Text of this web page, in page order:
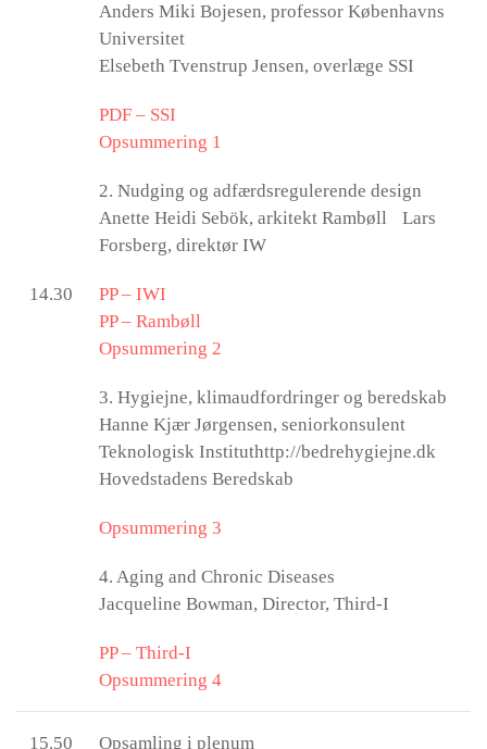
14.30
Anders Miki Bojesen, professor Københavns
Universitet
Elsebeth Tvenstrup Jensen, overlæge SSI
PDF – SSI
Opsummering 1
2. Nudging og adfærdsregulerende design
Anette Heidi Sebök, arkitekt Rambøll Lars
Forsberg, direktør IW
PP – IWI
PP – Rambøll
Opsummering 2
3. Hygiejne, klimaudfordringer og beredskab
Hanne Kjær Jørgensen, seniorkonsulent
Teknologisk Instituthttp://bedrehygiejne.dk
Hovedstadens Beredskab
Opsummering 3
4. Aging and Chronic Diseases
Jacqueline Bowman, Director, Third-I
PP – Third-I
Opsummering 4
15.50 Opsamling i plenum